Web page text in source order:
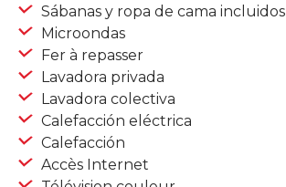
Sábanas y ropa de cama incluidos
Microondas
Fer à repasser
Lavadora privada
Lavadora colectiva
Calefacción eléctrica
Calefacción
Accès Internet